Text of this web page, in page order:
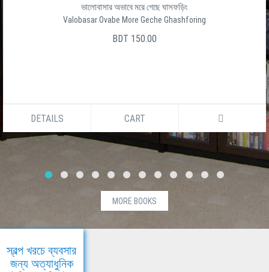
ভালোবাসার অভাবে মরে গেছে ঘাসফড়িং
Valobasar Ovabe More Geche Ghashforing
BDT 150.00
DETAILS CART
MORE BOOKS
স্বল্প খরচে ব্যবসার
জন্য অত্যাধুনিক